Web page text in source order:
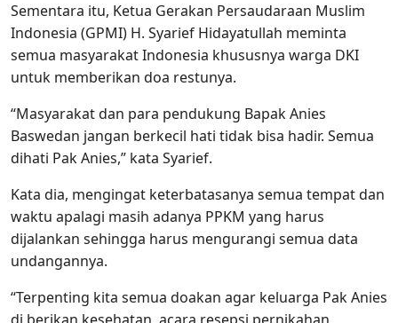
Sementara itu, Ketua Gerakan Persaudaraan Muslim
Indonesia (GPMI) H. Syarief Hidayatullah meminta
semua masyarakat Indonesia khususnya warga DKI
untuk memberikan doa restunya.
“Masyarakat dan para pendukung Bapak Anies
Baswedan jangan berkecil hati tidak bisa hadir. Semua
dihati Pak Anies,” kata Syarief.
Kata dia, mengingat keterbatasanya semua tempat dan
waktu apalagi masih adanya PPKM yang harus
dijalankan sehingga harus mengurangi semua data
undangannya.
“Terpenting kita semua doakan agar keluarga Pak Anies